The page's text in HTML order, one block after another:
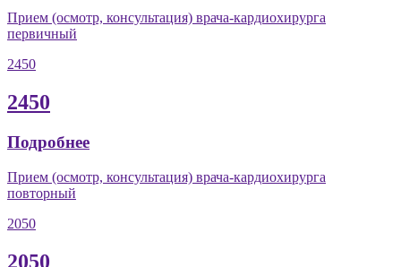
Прием (осмотр, консультация) врача-кардиохирурга
первичный
2450
2450
Подробнее
Прием (осмотр, консультация) врача-кардиохирурга
повторный
2050
2050